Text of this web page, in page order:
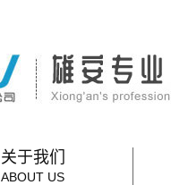
关于我们
ABOUT US